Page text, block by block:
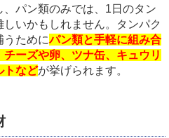
パン類のみでは、1日のタン
いかもしれません。タンパク
うためにパン類と手軽に組み合
ーズや卵、ツナ缶、キュウリ
トなどが挙げられます。